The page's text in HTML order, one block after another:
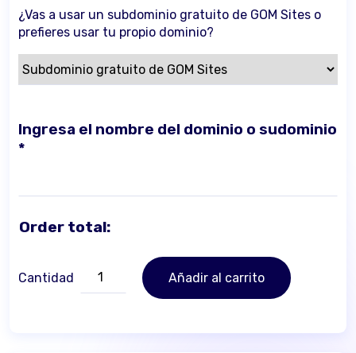
¿Vas a usar un subdominio gratuito de GOM Sites o
prefieres usar tu propio dominio?
Ingresa el nombre del dominio o sudominio
*
Order total:
Cantidad
GOM
Añadir al carrito